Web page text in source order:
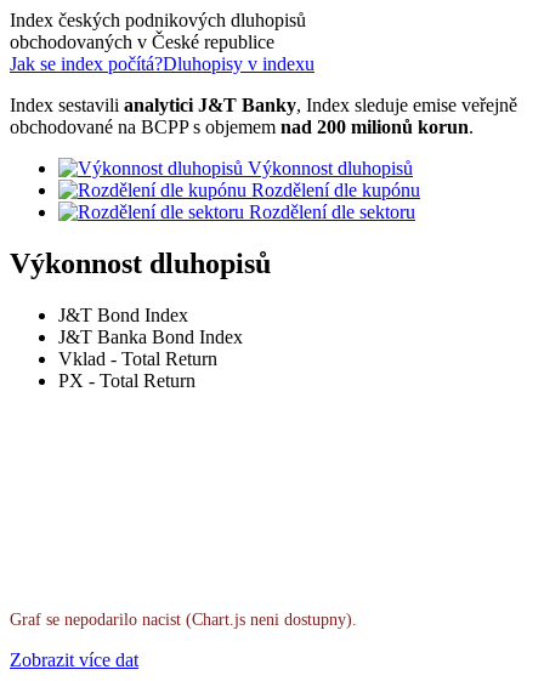
Index českých podnikových dluhopisů
obchodovaných v České republice
Jak se index počítá?Dluhopisy v indexu
Index sestavili analytici J&T Banky, Index sleduje emise veřejně
obchodované na BCPP s objemem nad 200 milionů korun.
Výkonnost dluhopisů
Rozdělení dle kupónu
Rozdělení dle sektoru
Výkonnost dluhopisů
J&T Bond Index
J&T Banka Bond Index
Vklad - Total Return
PX - Total Return
Graf se nepodarilo nacist (Chart.js neni dostupny).
Zobrazit více dat